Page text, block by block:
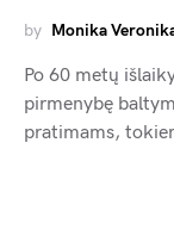
by Monika
Po 60 metų
pirmenybę
pratimams,